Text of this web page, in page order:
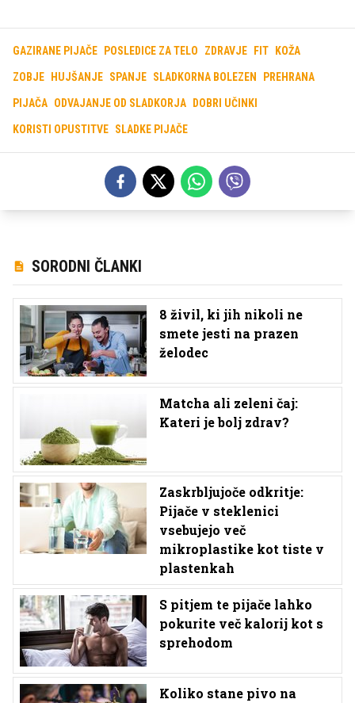
GAZIRANE PIJAČE POSLEDICE ZA TELO ZDRAVJE FIT KOŽA
ZOBJE HUJŠANJE SPANJE SLADKORNA BOLEZEN PREHRANA
PIJAČA ODVAJANJE OD SLADKORJA DOBRI UČINKI
KORISTI OPUSTITVE SLADKE PIJAČE
SORODNI ČLANKI
8 živil, ki jih nikoli ne
smete jesti na prazen
želodec
Matcha ali zeleni čaj:
Kateri je bolj zdrav?
Zaskrbljujoče odkritje:
Pijače v steklenici
vsebujejo več
mikroplastike kot tiste v
plastenkah
S pitjem te pijače lahko
pokurite več kalorij kot s
sprehodom
Koliko stane pivo na